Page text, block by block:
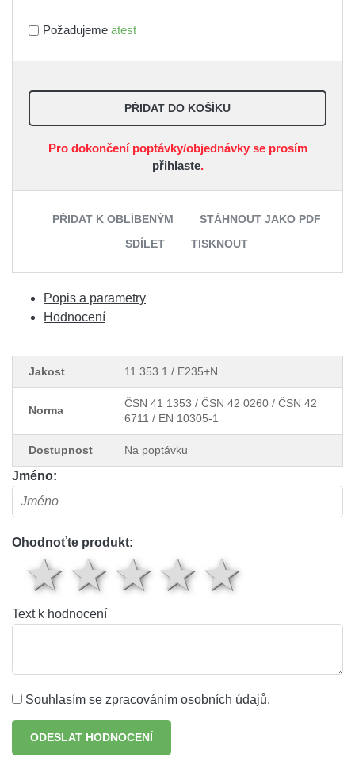
Požadujeme atest
PŘIDAT DO KOŠÍKU
Pro dokončení poptávky/objednávky se prosím
přihlaste.
PŘIDAT K OBLÍBENÝM
STÁHNOUT JAKO PDF
SDÍLET
TISKNOUT
Popis a parametry
Hodnocení
Jakost 11 353.1 / E235+N
Norma
ČSN 41 1353 / ČSN 42 0260 / ČSN 42
6711 / EN 10305-1
Dostupnost Na poptávku
Jméno:
Ohodnoťte produkt:
4
3 hvězdy
2 hvězdy
1 hvězda
Text k hodnocení
Souhlasím se zpracováním osobních údajů.
ODESLAT HODNOCENÍ